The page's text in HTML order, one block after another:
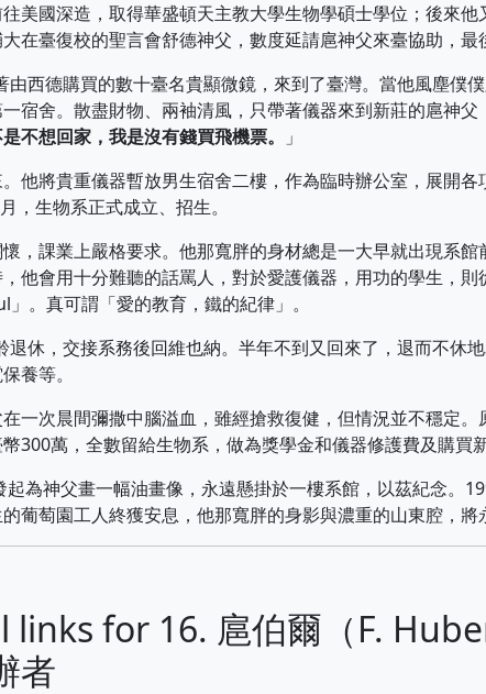
美國深造，取得華盛頓天主教大學生物學碩士學位；後來
在臺復校的聖言會舒德神父，數度延請扈神父來臺協助，最
德購買的數十臺名貴顯微鏡，來到了臺灣。當他風塵僕
宿舍。散盡財物、兩袖清風，只帶著儀器來到新莊的扈神
不想回家，我是沒有錢買飛機票。
」
將貴重儀器暫放男生宿舍二樓，作為臨時辦公室，展開各
，生物系正式成立、招生。
課業上嚴格要求。他那寬胖的身材總是一大早就出現系館
他會用十分難聽的話罵人，對於愛護儀器，用功的學生，
。真可謂「愛的教育，鐵的紀律」。
，交接系務後回維也納。半年不到又回來了，退而不休
養等。
次晨間彌撒中腦溢血，雖經搶救復健，但情況並不穩定。
300萬，全數留給生物系，做為獎學金和儀器修護費及購買
神父畫一幅油畫像，永遠懸掛於一樓系館，以茲紀念。
葡萄園工人終獲安息，他那寬胖的身影與濃重的山東腔，將
links for 16. 扈伯爾（F.
者